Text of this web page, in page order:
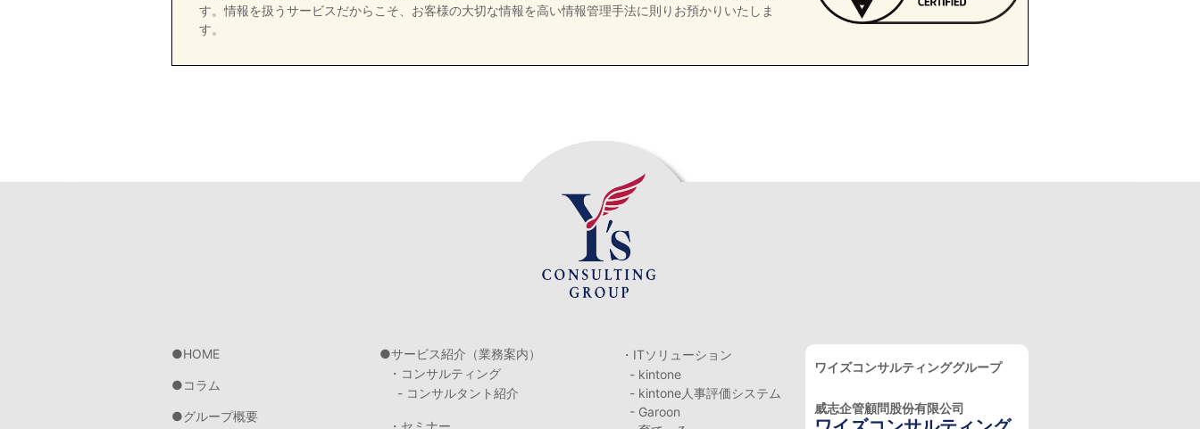
す。情報を扱うサービスだからこそ、お客様の大切な情報を高い情報管理手法に則りお預かりいたしま
す。
HOME
コラム
グループ概要
サービス紹介（業務案内）
・コンサルティング
- コンサルタント紹介
・セミナー
・ITソリューション
- kintone
- kintone人事評価システム
- Garoon
ワイズコンサルティンググループ
威志企管顧問股份有限公司